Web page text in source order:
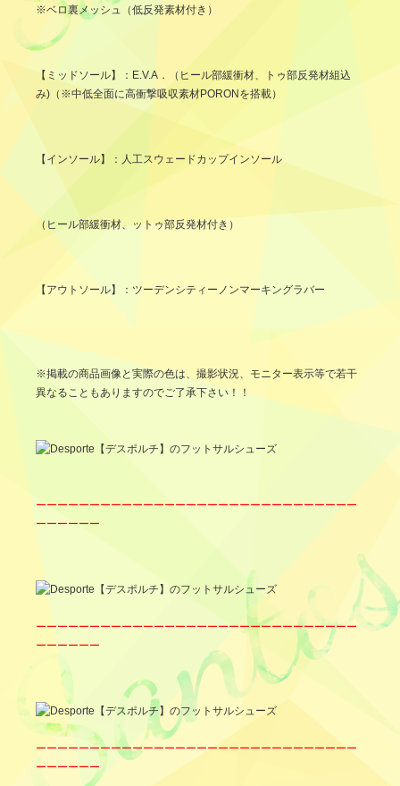
※ベロ裏メッシュ（低反発素材付き）
【ミッドソール】：E.V.A．（ヒール部緩衝材、トゥ部反発材組込
み)（※中低全面に高衝撃吸収素材PORONを搭載）
【インソール】：人工スウェードカップインソール
（ヒール部緩衝材、ットゥ部反発材付き）
【アウトソール】：ツーデンシティーノンマーキングラバー
※掲載の商品画像と実際の色は、撮影状況、モニター表示等で若干
異なることもありますのでご了承下さい！！
ーーーーーーーーーーーーーーーーーーーーーーーーーーーーーー
ーーーーーー
ーーーーーーーーーーーーーーーーーーーーーーーーーーーーーー
ーーーーーー
ーーーーーーーーーーーーーーーーーーーーーーーーーーーーーー
ーーーーーー